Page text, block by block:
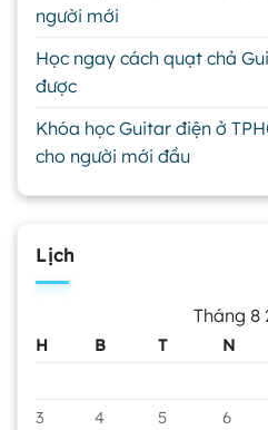
người mới
Học ngay cách quạt chả
được
Khóa học Guitar điện ở
cho người mới đầu
Lịch
Tháng 8
H B T N
3
4 5 6